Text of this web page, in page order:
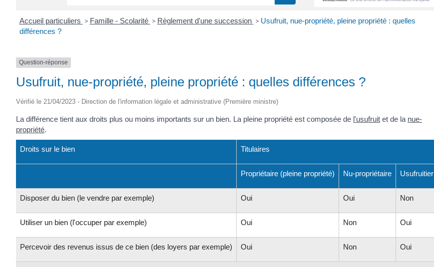
SAINTONGE
Accueil particuliers > Famille - Scolarité > Règlement d'une succession > Usufruit, nue-propriété, pleine propriété : quelles
différences ?
Question-réponse
Usufruit, nue-propriété, pleine propriété : quelles différences ?
Vérifié le 21/04/2023 - Direction de l'information légale et administrative (Première ministre)
La différence tient aux droits plus ou moins importants sur un bien. La pleine propriété est composée de l'usufruit et de la nue-
propriété.
Droits sur le bien Titulaires
Propriétaire (pleine propriété) Nu-propriétaire Usufruitier
Disposer du bien (le vendre par exemple) Oui Oui Non
Utiliser un bien (l'occuper par exemple) Oui Non Oui
Percevoir des revenus issus de ce bien (des loyers par exemple) Oui Non Oui